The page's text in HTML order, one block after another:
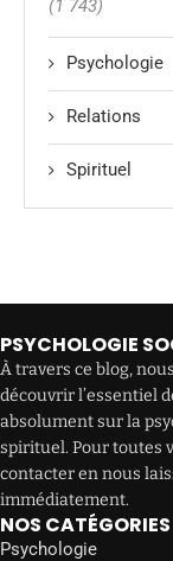
(1 743)
Psychologie
Relations
Spirituel
PSYCHOLOGIE
À travers ce blog,
découvrir l’essentiel
absolument sur la
spirituel. Pour toutes
contacter en nous
immédiatement.
NOS CATÉGORIES
Psychologie